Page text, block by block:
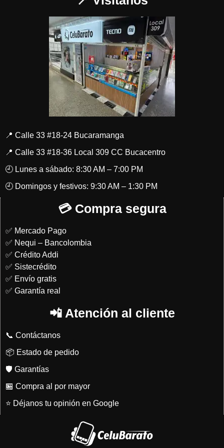
📍 Calle 33 #18-24 Bucaramanga
📍 Calle 33 #18-36 Local 309 CC Bucacentro
🕘 Lunes a sábado: 8:30 AM – 7:00 PM
🕘 Domingos y festivos: 9:30 AM – 1:30 PM
💳 Compra segura
✅ Mercado Pago
✅ Nequi – Bancolombia
✅ Crédito Addi
✅ Sistecrédito
✅ Envío gratis
✅ Garantía real
📲 Atención al cliente
📞 Contáctanos
📦 Estado de pedido
🛡️ Garantías
🏪 Compra al por mayor
⭐ Déjanos tu opinión en Google